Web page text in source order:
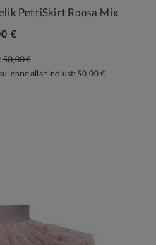
PettiSkirt Roosa Mix
€
50,00 €
enne allahindlust:50,00 €